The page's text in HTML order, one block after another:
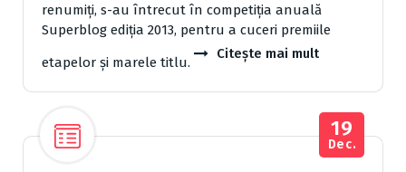
renumiți, s-au întrecut în competiția anuală
Superblog ediția 2013, pentru a cuceri premiile
etapelor și marele titlu.
Citește mai mult
19
Dec.